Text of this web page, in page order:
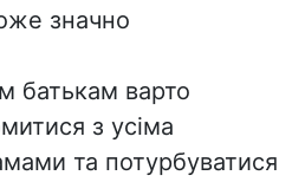
значно
батькам варто
з усіма
та потурбуватися